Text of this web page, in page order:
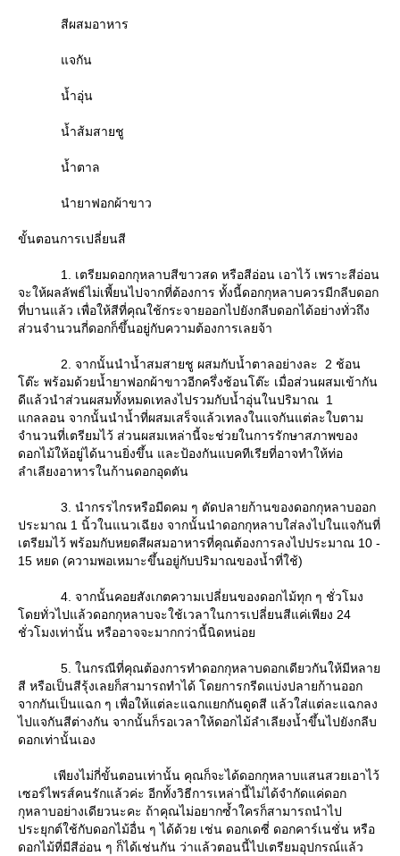
สีผสมอาหาร
จกัน
น้ำอุ่น
น้ำส้มสายชู
น้ำตาล
นำยาฟอกผ้าขาว
ขั้นตอนการเปลี่ยนสี
1. เตรียมดอกกุหลาบสีขาวสด หรือสีอ่อน เอาไว้ เพราะสีอ่อน
จะให้ผลลัพธ์ไม่เพี้ยนไปจากที่ต้องการ ทั้งนี้ดอกกุหลาบควรมีกลีบดอก
ที่บานแล้ว เพื่อให้สีที่คุณใช้กระจายออกไปยังกลีบดอกได้อย่างทั่วถึง
ส่วนจำนวนกี่ดอกก็ขึ้นอยู่กับความต้องการเลยจ้า
2. จากนั้นนำน้ำสมสายชู ผสมกับน้ำตาลอย่างละ 2 ช้อน
ต๊ะ พร้อมด้วยน้ำยาฟอกผ้าขาวอีกครึ่งช้อนโต๊ะ เมื่อส่วนผสมเข้ากัน
ดีแล้วนำส่วนผสมทั้งหมดเทลงไปรวมกับน้ำอุ่นในปริมาณ 1
กลลอน จากนั้นนำน้ำที่ผสมเสร็จแล้วเทลงในแจกันแต่ละใบตาม
จำนวนที่เตรียมไว้ ส่วนผสมเหล่านี้จะช่วยในการรักษาสภาพของ
ดอกไม้ให้อยู่ได้นานยิ่งขึ้น และป้องกันแบคทีเรียที่อาจทำให้ท่อ
ลำเลียงอาหารในก้านดอกอุดตัน
3. นำกรรไกรหรือมีดคม ๆ ตัดปลายก้านของดอกกุหลาบออก
ประมาณ 1 นิ้วในแนวเฉียง จากนั้นนำดอกกุหลาบใส่ลงไปในแจกันที่
เตรียมไว้ พร้อมกับหยดสีผสมอาหารที่คุณต้องการลงไปประมาณ 10 -
15 หยด (ความพอเหมาะขึ้นอยู่กับปริมาณของน้ำที่ใช้)
4. จากนั้นคอยสังเกตความเปลี่ยนของดอกไม้ทุก ๆ ชั่วโมง
ดยทั่วไปแล้วดอกกุหลาบจะใช้เวลาในการเปลี่ยนสีแค่เพียง 24
ชั่วโมงเท่านั้น หรืออาจจะมากกว่านี้นิดหน่อ
5. ในกรณีที่คุณต้องการทำดอกกุหลาบดอกเดียวกันให้มีหลา
สี หรือเป็นสีรุ้งเลยก็สามารถทำได้ โดยการกรีดแบ่งปลายก้านออก
จากกันเป็นแฉก ๆ เพื่อให้แต่ละแฉกแยกกันดูดสี แล้วใส่แต่ละแฉกลง
ไปแจกันสีต่างกัน จากนั้นก็รอเวลาให้ดอกไม้ลำเลียงน้ำขึ้นไปยังกลีบ
ดอกเท่านั้นเอง
เพียงไม่กี่ขั้นตอนเท่านั้น คุณก็จะได้ดอกกุหลาบแสนสวยเอาไว้
เซอร์ไพรส์คนรักแล้วค่ะ อีกทั้งวิธีการเหล่านี้ไม่ได้จำกัดแค่ดอก
กุหลาบอย่างเดียวนะคะ ถ้าคุณไม่อยากซ้ำใครก็สามารถนำไป
ประยุกต์ใช้กับดอกไม้อื่น ๆ ได้ด้วย เช่น ดอกเดซี่ ดอกคาร์เนชั่น หรือ
ดอกไม้ที่มีสีอ่อน ๆ ก็ได้เช่นกัน ว่าแล้วตอนนี้ไปเตรียมอุปกรณ์แล้ว